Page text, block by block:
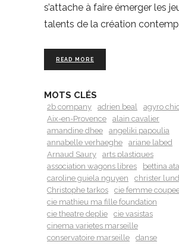
s’attache à faire émerger les
talents de la création
READ MORE
MOTS CLÉS
2b company adrien beal
agyro
Aix-en-Provence
alain cavalier
amandine dhee
angeliki papoulia
annabelle verhaeghe
ariane labed
Arnaud Saury
arts plastiques
association wagons libres
bettina
caroline guiela nguyen
christer
Christophe tarkos
cie femme
cie mathieu ma fille foundation
cie theatre deplie
cie vasistas
cinema varietes marseille
conservatoire marseille
danse